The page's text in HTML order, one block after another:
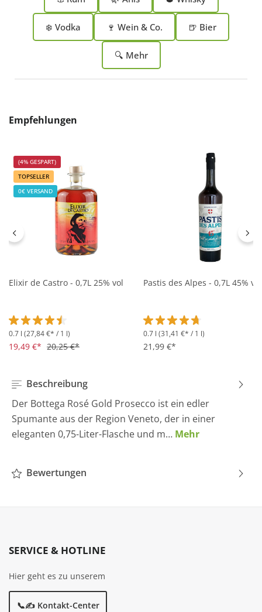
❄️ Vodka 🍷 Wein & Co. 🍺 Bier
🔍 Mehr
Produktgalerie überspringen
Empfehlungen
(4% GESPART)
TOPSELLER
0€ VERSAND
Elixir de Castro - 0,7L 25% vol
Durchschnittliche Bewertung von 4.5 von 5 Sternen
0.7 l (27,84 €* / 1 l)
19,49 €* 20,25 €*
Pastis des Alpes - 0,7L 45% vol
Durchschnittliche
0.7 l (31,41 €* / 1 l)
21,99 €*
Beschreibung
Der Bottega Rosé Gold Prosecco ist ein edler
Spumante aus der Region Veneto, der in einer
eleganten 0,75-Liter-Flasche und m… Mehr
Bewertungen
SERVICE & HOTLINE
Hier geht es zu unserem
📞✍️ Kontakt-Center